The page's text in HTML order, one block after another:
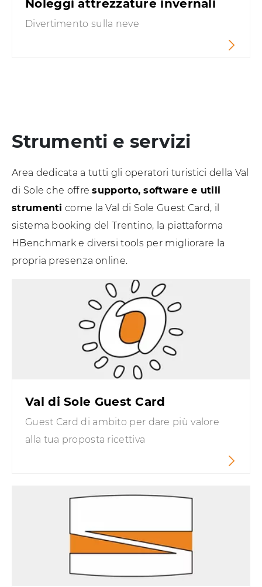
Noleggi attrezzature invernali
Divertimento sulla neve
Strumenti e servizi
Area dedicata a tutti gli operatori turistici della Val
di Sole che offresupporto, software e utili
strumenti come la Val di Sole Guest Card, il
sistema booking del Trentino, la piattaforma
HBenchmark e diversi tools per migliorare la
propria presenza online.
Val di Sole Guest Card
Guest Card di ambito per dare più valore
alla tua proposta ricettiva